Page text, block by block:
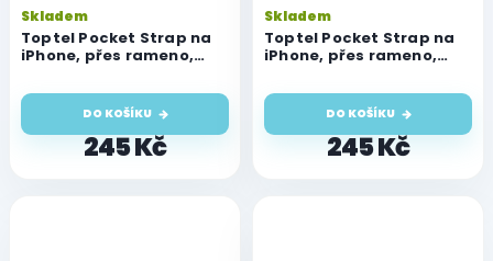
Toptel Pocket Strap na
iPhone, přes rameno,
Skladem
245 Kč
DO KOŠÍKU
Toptel Pocket Strap na
iPhone, přes rameno,
Skladem
245 Kč
DO KOŠÍKU